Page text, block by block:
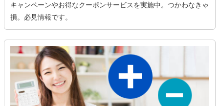
キャンペーンやお得なクーポンサービスを実施中。つかわなきゃ
損。必見情報です。